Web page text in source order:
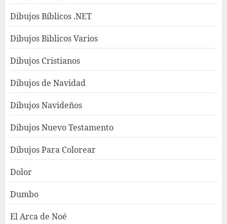
Dibujos Bíblicos .NET
Dibujos Biblicos Varios
Dibujos Cristianos
Dibujos de Navidad
Dibujos Navideños
Dibujos Nuevo Testamento
Dibujos Para Colorear
Dolor
Dumbo
El Arca de Noé